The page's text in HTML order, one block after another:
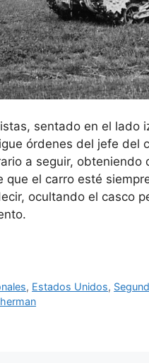
sentado en el lado
órdenes del jefe del
a seguir,
que el carro esté
ocultando el casco
, Estados Unidos,